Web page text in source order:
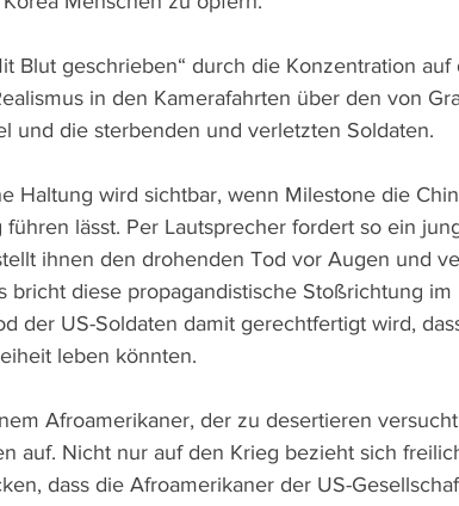
Blut geschrieben“ durch die Konzentration auf
in den Kamerafahrten über den von
und die sterbenden und verletzten Soldaten.
Haltung wird sichtbar, wenn Milestone die
lässt. Per Lautsprecher fordert so ein
ihnen den drohenden Tod vor Augen und
bricht diese propagandistische Stoßrichtung im
der US-Soldaten damit gerechtfertigt wird,
leben könnten.
Afroamerikaner, der zu desertieren
auf. Nicht nur auf den Krieg bezieht sich
dass die Afroamerikaner der US-